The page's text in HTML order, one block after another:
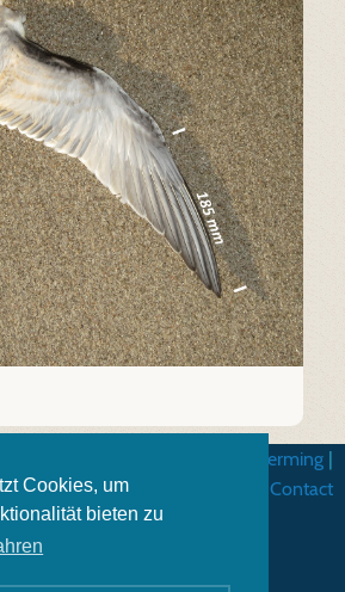
Cookies, um
bieten zu
Gegevensbescherming |
Contact